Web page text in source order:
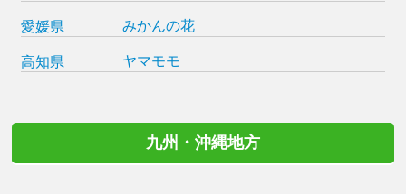
愛媛県 みかんの花
高知県 ヤマモモ
九州・沖縄地方